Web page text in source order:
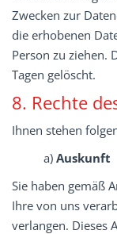
Zwecken zur
die erhobenen
Person zu ziehen.
Tagen gelöscht.
8. Rechte
Ihnen stehen
a) Auskunft
Sie haben gemäß
Ihre von uns
verlangen. Dieses